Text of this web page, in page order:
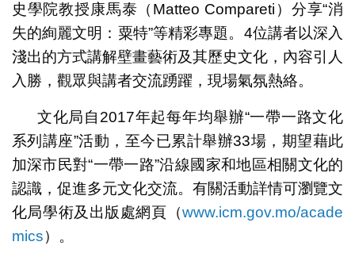
史學院教授康馬泰（Matteo Compareti）分享“消
失的絢麗文明：粟特”等精彩專題。4位講者以深入
淺出的方式講解壁畫藝術及其歷史文化，內容引人
入勝，觀眾與講者交流踴躍，現場氣氛熱絡。
文化局自2017年起每年均舉辦“一帶一路文化
系列講座”活動，至今已累計舉辦33場，期望藉此
加深市民對“一帶一路”沿線國家和地區相關文化的
認識，促進多元文化交流。有關活動詳情可瀏覽文
化局學術及出版處網頁（www.icm.gov.mo/acade
mics）。